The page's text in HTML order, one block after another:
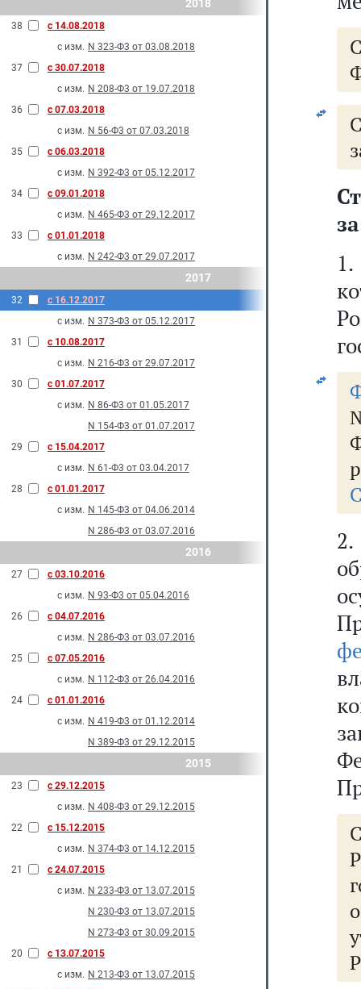
2018
38
с 14.08.2018
с изм. N 323-Ф3 от 03.08.2018
37
с 30.07.2018
с изм. N 208-Ф3 от 19.07.2018
36
с 07.03.2018
с изм. N 56-Ф3 от 07.03.2018
35
с 06.03.2018
с изм. N 392-Ф3 от 05.12.2017
34
с 09.01.2018
с изм. N 465-Ф3 от 29.12.2017
33
с 01.01.2018
с изм. N 242-Ф3 от 29.07.2017
2017
32
с 16.12.2017
с изм. N 373-Ф3 от 05.12.2017
31
с 10.08.2017
с изм. N 216-Ф3 от 29.07.2017
30
с 01.07.2017
с изм. N 86-Ф3 от 01.05.2017
N 154-Ф3 от 01.07.2017
29
с 15.04.2017
с изм. N 61-Ф3 от 03.04.2017
28
с 01.01.2017
с изм. N 145-Ф3 от 04.06.2014
N 286-Ф3 от 03.07.2016
2016
27
с 03.10.2016
с изм. N 93-Ф3 от 05.04.2016
26
с 04.07.2016
с изм. N 286-Ф3 от 03.07.2016
25
с 07.05.2016
с изм. N 112-Ф3 от 26.04.2016
24
с 01.01.2016
с изм. N 419-Ф3 от 01.12.2014
N 389-Ф3 от 29.12.2015
2015
23
с 29.12.2015
с изм. N 408-Ф3 от 29.12.2015
22
с 15.12.2015
с изм. N 374-Ф3 от 14.12.2015
21
с 24.07.2015
с изм. N 233-Ф3 от 13.07.2015
N 230-Ф3 от 13.07.2015
N 273-Ф3 от 30.09.2015
20
с 13.07.2015
с изм. N 213-Ф3 от 13.07.2015